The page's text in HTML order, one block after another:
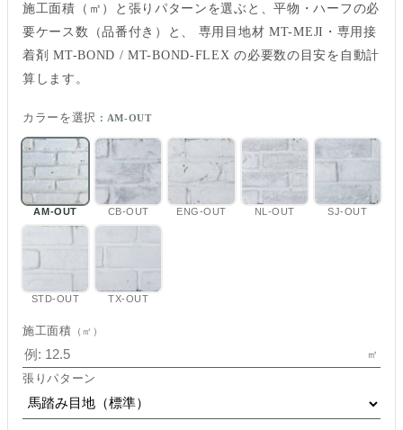
施工面積（㎡）と張りパターンを選ぶと、平物・ハーフの必
要ケース数（品番付き）と、 専用目地材 MT-MEJI・専用接
着剤 MT-BOND / MT-BOND-FLEX の必要数の目安を自動計
算します。
カラーを選択 ：AM-OUT
AM-OUT CB-OUT ENG-OUT NL-OUT SJ-OUT
STD-OUT TX-OUT
施工面積 （㎡）
㎡
張りパターン